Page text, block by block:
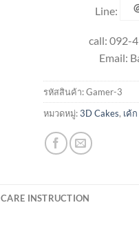
Line:
call: 092-
Email:
รหัสสินค้า:Gamer-3
หมวดหมู่:3D Cakes, เค้
CARE INSTRUCTION